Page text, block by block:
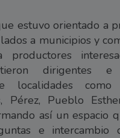
estuvo orientado a
a municipios y
productores
dirigentes e
localidades como
Pérez, Pueblo
así un espacio
e intercambio